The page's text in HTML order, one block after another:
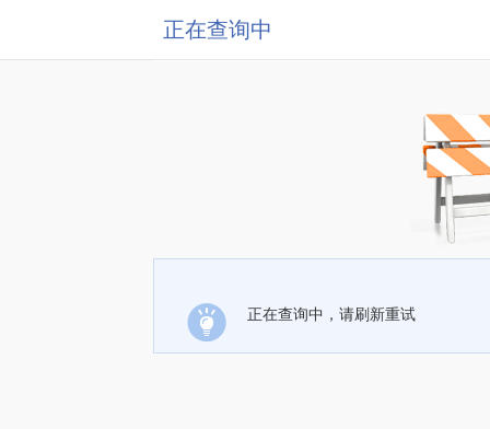
正在查询中
正在查询中，请刷新重试